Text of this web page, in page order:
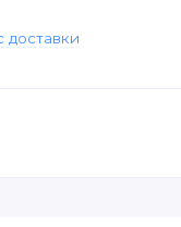
доставки